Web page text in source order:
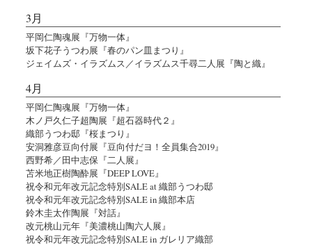
3月
平岡仁陶魂展『万物一体』
坂下花子うつわ展『春のパン皿まつり』
ジェイムズ・イラズムス／イラズムス千尋二人展『陶と織』
4月
平岡仁陶魂展『万物一体』
木ノ戸久仁子超陶展『超石器時代２』
織部うつわ邸『桜まつり』
安洞雅彦豆向付展『豆向付だヨ！全員集合2019』
西野希／田中志保『二人展』
苫米地正樹陶酔展『DEEP LOVE』
祝令和元年改元記念特別SALE at 織部うつわ邸
祝令和元年改元記念特別SALE in 織部本店
鈴木圭太作陶展『対話』
改元桃山元年『美濃桃山陶六人展』
祝令和元年改元記念特別SALE in ガレリア織部